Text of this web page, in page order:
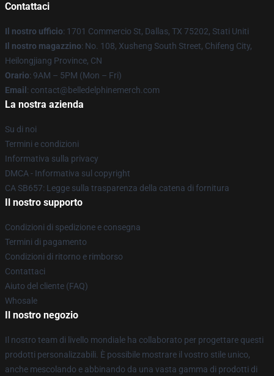
Contattaci
Il nostro ufficio: 1701 Commercio St, Dallas, TX 75202, Stati Uniti
Il nostro magazzino: No. 108, Xusheng South Street, Chifeng City,
Heilongjiang Province, CN
Orario: 9AM – 5PM (Mon – Fri)
Email : contact@belledelphinemerch.com
La nostra azienda
Su di noi
Termini e condizioni
Informativa sulla privacy
DMCA - Informativa sul copyright
CA SB657: Legge sulla trasparenza della catena di fornitura
Il nostro supporto
Condizioni di spedizione e consegna
Termini di pagamento
Condizioni di ritorno e rimborso
Contattaci
Aiuto del cliente (FAQ)
Whosale
Il nostro negozio
Il nostro team di livello mondiale ha collaborato per progettare questi
prodotti personalizzabili. È possibile mostrare il vostro stile unico,
anche mescolando e abbinando da una vasta gamma di prodotti di